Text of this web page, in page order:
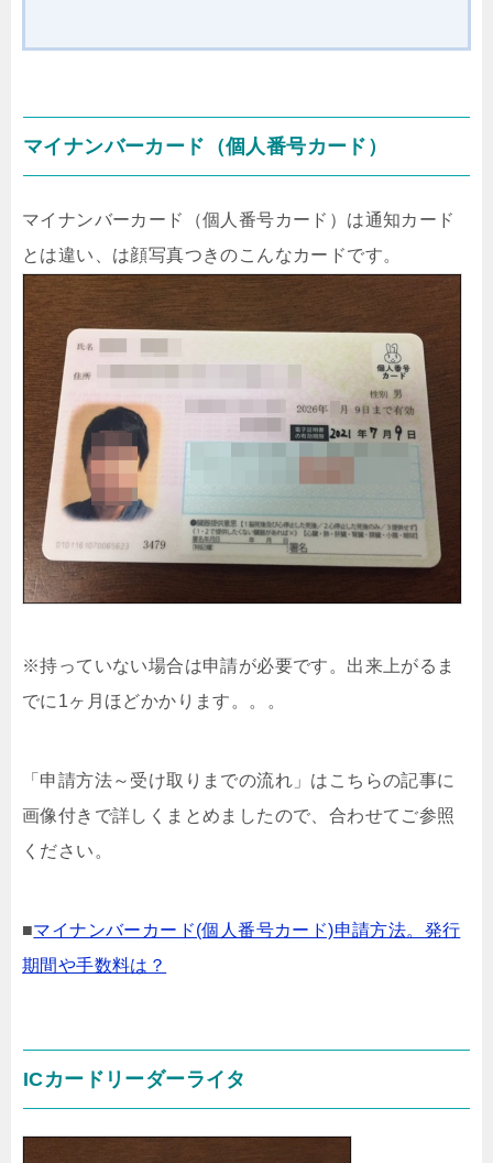
マイナンバーカード（個人番号カード）
マイナンバーカード（個人番号カード）は通知カード
とは違い、は顔写真つきのこんなカードです。
※持っていない場合は申請が必要です。出来上がるま
でに1ヶ月ほどかかります。。。
「申請方法～受け取りまでの流れ」はこちらの記事に
画像付きで詳しくまとめましたので、合わせてご参照
ください。
■マイナンバーカード(個人番号カード)申請方法。発行
期間や手数料は？
ICカードリーダーライタ